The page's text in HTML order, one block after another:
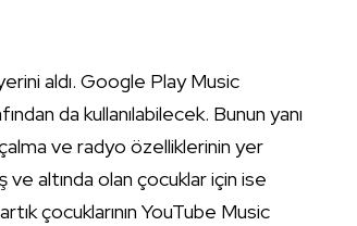
aldı. Google Play Music
da kullanılabilecek. Bunun yanı
ve radyo özelliklerinin yer
altında olan çocuklar için ise
çocuklarının YouTube Music